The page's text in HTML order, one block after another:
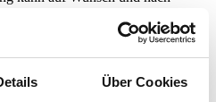
Über Cookies
geschehen.